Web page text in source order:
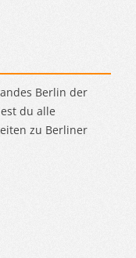
Berlin der
du alle
zu Berliner